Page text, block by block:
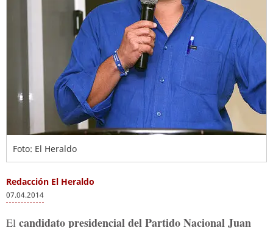
Foto: El Heraldo
Redacción El Heraldo
07.04.2014
El candidato presidencial del Partido Nacional Juan